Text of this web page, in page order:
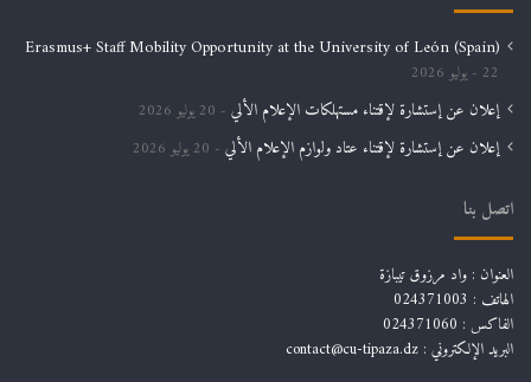
Erasmus+ Staff Mobility Opportunity at the University of León (Spain)
22 يوليو 2026
إعلان عن إستشارة لإقتناء مستهلكات الإعلام الألي 20 يوليو 2026
إعلان عن إستشارة لإقتناء عتاد ولوازم الإعلام الألي 20 يوليو 2026
اتصل بنا
العنوان : واد مرزوق تيبازة
الهاتف : 024371003
الفاكس : 024371060
البريد الإلكتروني : contact@cu-tipaza.dz